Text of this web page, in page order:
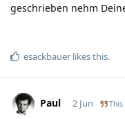
geschrieben nehm
esackbauer likes this.
Paul 2 Jun